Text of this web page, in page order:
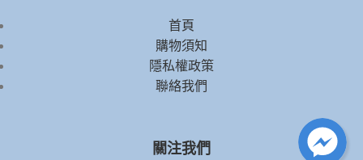
首頁
購物須知
隱私權政策
聯絡我們
關注我們